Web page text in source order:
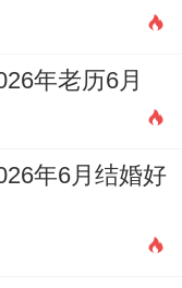
年老历6月
年6月结婚好